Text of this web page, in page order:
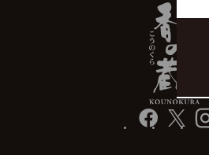
facebook